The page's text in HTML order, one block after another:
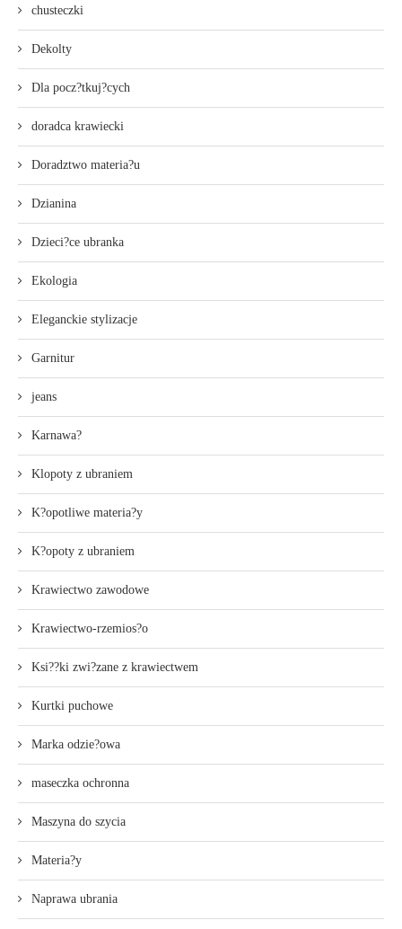
chusteczki
Dekolty
Dla pocz?tkuj?cych
doradca krawiecki
Doradztwo materia?u
Dzianina
Dzieci?ce ubranka
Ekologia
Eleganckie stylizacje
Garnitur
jeans
Karnawa?
Klopoty z ubraniem
K?opotliwe materia?y
K?opoty z ubraniem
Krawiectwo zawodowe
Krawiectwo-rzemios?o
Ksi??ki zwi?zane z krawiectwem
Kurtki puchowe
Marka odzie?owa
maseczka ochronna
Maszyna do szycia
Materia?y
Naprawa ubrania